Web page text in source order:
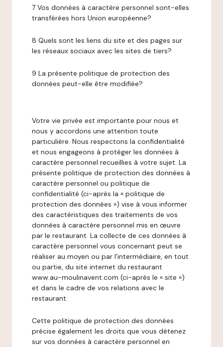
7 Vos données à caractère personnel sont-elles
transférées hors Union européenne?
8 Quels sont les liens du site et des pages sur
les réseaux sociaux avec les sites de tiers?
9 La présente politique de protection des
données peut-elle être modifiée?
Votre vie privée est importante pour nous et
nous y accordons une attention toute
particulière. Nous respectons la confidentialité
et nous engageons à protéger les données à
caractère personnel recueillies à votre sujet. La
présente politique de protection des données à
caractère personnel ou politique de
confidentialité (ci-après la « politique de
protection des données ») vise à vous informer
des caractéristiques des traitements de vos
données à caractère personnel mis en œuvre
par le restaurant. La collecte de ces données à
caractère personnel vous concernant peut se
réaliser au moyen ou par l’intermédiaire, en tout
ou partie, du site internet du restaurant
www.au-moulinavent.com (ci-après le « site »)
et dans le cadre de vos relations avec le
restaurant.
Cette politique de protection des données
précise également les droits que vous détenez
sur vos données à caractère personnel en